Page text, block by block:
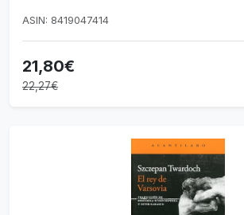
ASIN: 8419047414
21,80€
22,27€